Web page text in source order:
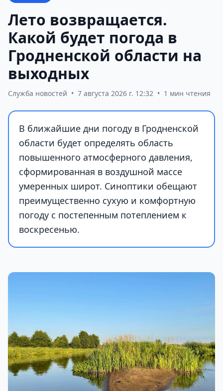
Лето возвращается.
Какой будет погода в
Гродненской области на
выходных
Служба новостей • 7 августа 2026 г. 12:32 • 1 мин чтения
В ближайшие дни погоду в Гродненской
области будет определять область
повышенного атмосферного давления,
сформированная в воздушной массе
умеренных широт. Синоптики обещают
преимущественно сухую и комфортную
погоду с постепенным потеплением к
воскресенью.